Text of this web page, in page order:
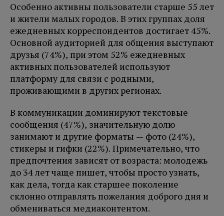
Особенно активны пользователи старше 55 лет
и жители малых городов. В этих группах доля
ежедневных корреспондентов достигает 45%.
Основной аудиторией для общения выступают
друзья (74%), при этом 52% ежедневных
активных пользователей используют
платформу для связи с родными,
проживающими в других регионах.
В коммуникации доминируют текстовые
сообщения (47%), значительную долю
занимают и другие форматы — фото (24%),
стикеры и гифки (22%). Примечательно, что
предпочтения зависят от возраста: молодежь
до 34 лет чаще пишет, чтобы просто узнать,
как дела, тогда как старшее поколение
склонно отправлять пожелания доброго дня и
обмениваться медиаконтентом.